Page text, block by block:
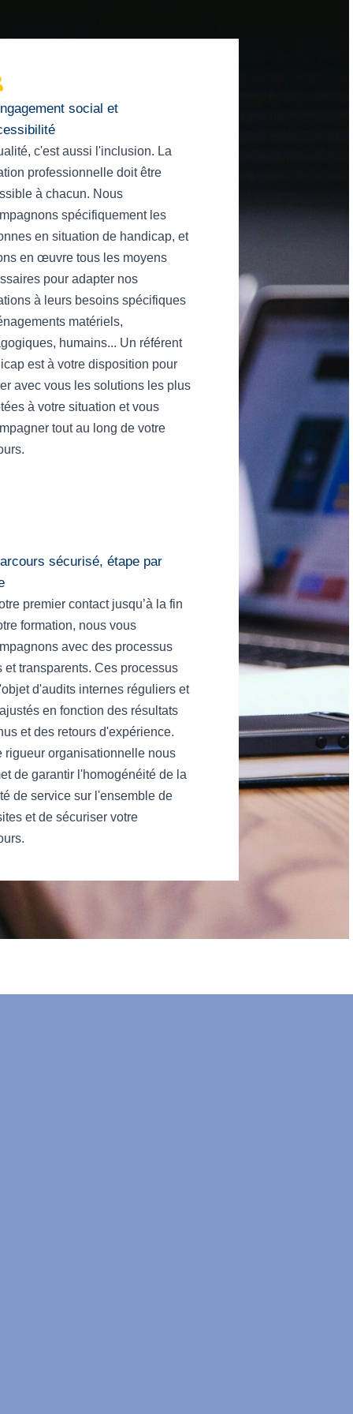
social et
c'est aussi l'inclusion. La
professionnelle doit être
à chacun. Nous
spécifiquement les
en situation de handicap, et
en œuvre tous les moyens
pour adapter nos
à leurs besoins spécifiques
matériels,
humains... Un référent
est à votre disposition pour
avec vous les solutions les plus
à votre situation et vous
tout au long de votre
sécurisé, étape par
premier contact jusqu’à la fin
formation, nous vous
avec des processus
et transparents. Ces processus
d'audits internes réguliers et
en fonction des résultats
et des retours d'expérience.
rigueur organisationnelle nous
de garantir l'homogénéité de la
de service sur l'ensemble de
et de sécuriser votre